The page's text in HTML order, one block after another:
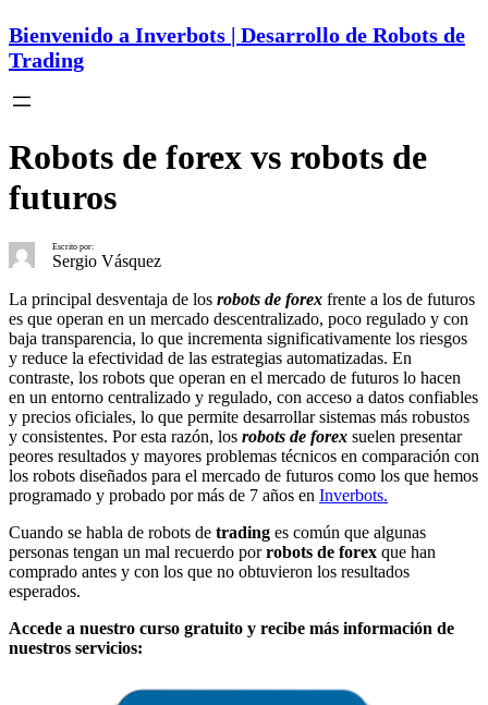
Bienvenido a Inverbots | Desarrollo de Robots de
Trading
Robots de forex vs robots de
futuros
Escrito por:
Sergio Vásquez
La principal desventaja de los robots de forex frente a los de futuros
es que operan en un mercado descentralizado, poco regulado y con
baja transparencia, lo que incrementa significativamente los riesgos
y reduce la efectividad de las estrategias automatizadas. En
contraste, los robots que operan en el mercado de futuros lo hacen
en un entorno centralizado y regulado, con acceso a datos confiables
y precios oficiales, lo que permite desarrollar sistemas más robustos
y consistentes. Por esta razón, los robots de forex suelen presentar
peores resultados y mayores problemas técnicos en comparación con
los robots diseñados para el mercado de futuros como los que hemos
programado y probado por más de 7 años en Inverbots.
Cuando se habla de robots de trading es común que algunas
personas tengan un mal recuerdo porrobots de forex que han
comprado antes y con los que no obtuvieron los resultados
esperados.
Accede a nuestro curso gratuito y recibe más información de
nuestros servicios: